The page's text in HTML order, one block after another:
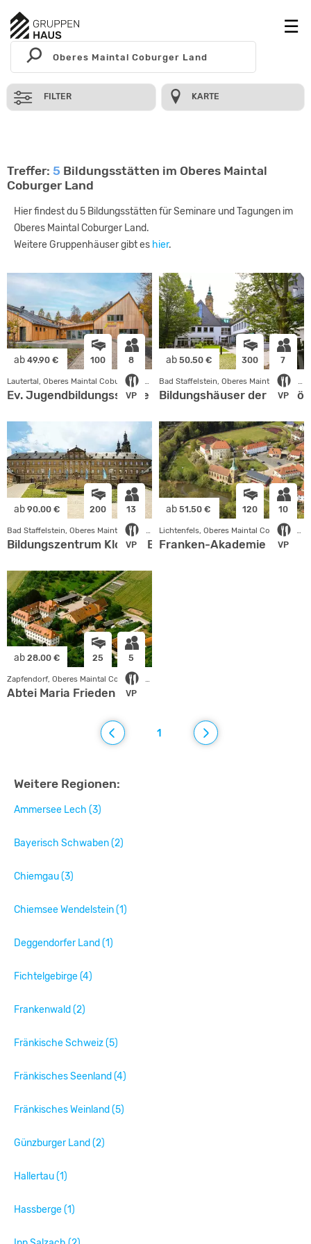
FILTER KARTE
Treffer: 5 Bildungsstätten im Oberes Maintal
Coburger Land
Hier findest du 5 Bildungsstätten für Seminare und Tagungen im
Oberes Maintal Coburger Land.
Weitere Gruppenhäuser gibt es hier.
ab 49.90 € 100 8
VP
Lautertal, Oberes Maintal Coburger Land
Ev. Jugendbildungsstätte Neukirchen
ab 50.50 € 300 7
VP
Bad Staffelstein, Oberes Maintal Coburger Land
Bildungshäuser der
ab 90.00 € 200 13
VP
Bildungszentrum Kloster Banz
ab 51.50 € 120 10
VP
Franken-Akademie
ab 28.00 € 25 5
VP
Zapfendorf, Oberes Maintal Coburger Land
Abtei Maria Frieden
1
Weitere Regionen:
Ammersee Lech (3)
Bayerisch Schwaben (2)
Chiemgau (3)
Chiemsee Wendelstein (1)
Deggendorfer Land (1)
Fichtelgebirge (4)
Frankenwald (2)
Fränkische Schweiz (5)
Fränkisches Seenland (4)
Fränkisches Weinland (5)
Günzburger Land (2)
Hallertau (1)
Hassberge (1)